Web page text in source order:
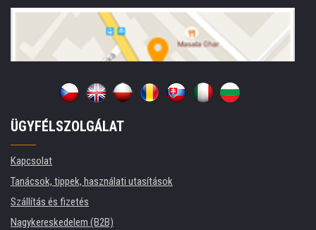
ÜGYFÉLSZOLGÁLAT
Kapcsolat
Tanácsok, tippek, használati utasítások
Szállítás és fizetés
Nagykereskedelem (B2B)